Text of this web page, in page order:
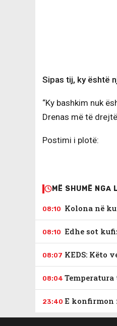
Sipas tij, ky është
“Ky bashkim nuk
Drenas më të
Postimi i plotë:
MË SHUMË NGA
08:10 Kolona në
08:10 Edhe sot
08:07 KEDS: Këto
08:04
23:40 E konfirmon